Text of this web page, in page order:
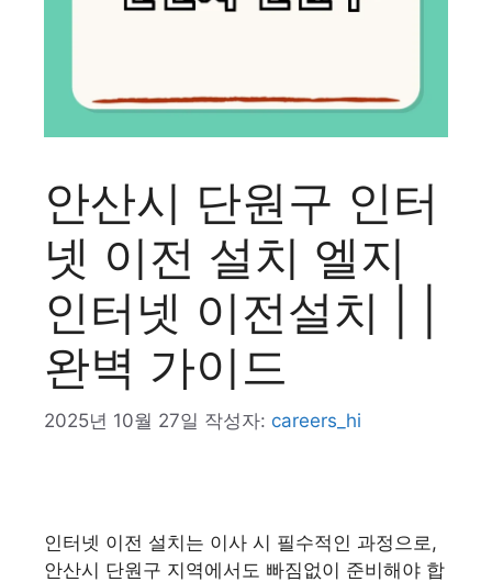
안산시 단원구 인터
넷 이전 설치 엘지
인터넷 이전설치 | |
완벽 가이드
2025년 10월 27일 작성자: careers_hi
인터넷 이전 설치는 이사 시 필수적인 과정으로,
안산시 단원구 지역에서도 빠짐없이 준비해야 합